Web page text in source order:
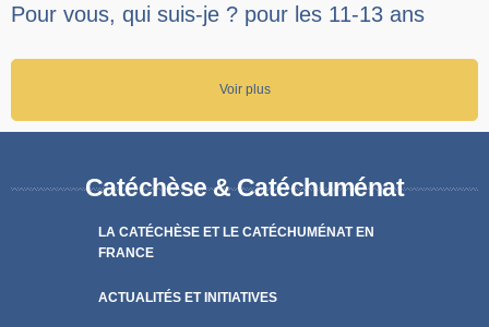
Pour vous, qui suis-je ? pour les 11-13 ans
Voir plus
Catéchèse & Catéchuménat
LA CATÉCHÈSE ET LE CATÉCHUMÉNAT EN
FRANCE
ACTUALITÉS ET INITIATIVES